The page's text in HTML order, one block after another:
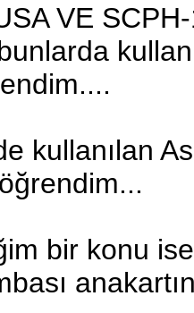
VE
kullanılan
bir konu